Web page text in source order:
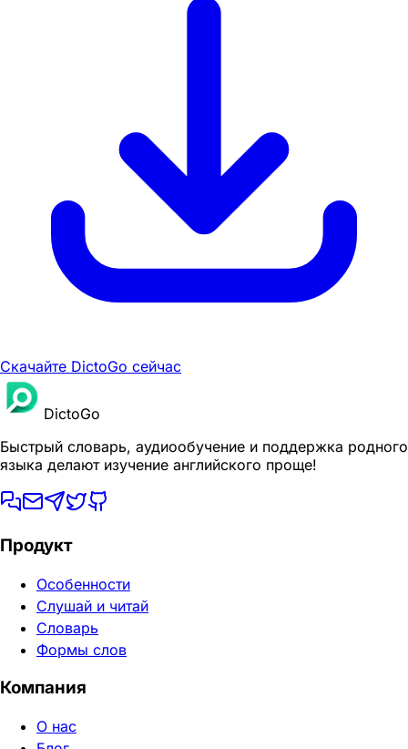
Скачайте DictoGo сейчас
DictoGo
Быстрый словарь, аудиообучение и поддержка родного
языка делают изучение английского проще!
Продукт
Особенности
Слушай и читай
Словарь
Формы слов
Компания
О нас